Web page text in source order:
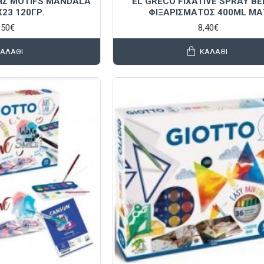
120ΓΡ.
ΦΙΞΑΡΙΣΜΑΤΟΣ 400ML
8,40€
ΚΑΛΆΘΙ